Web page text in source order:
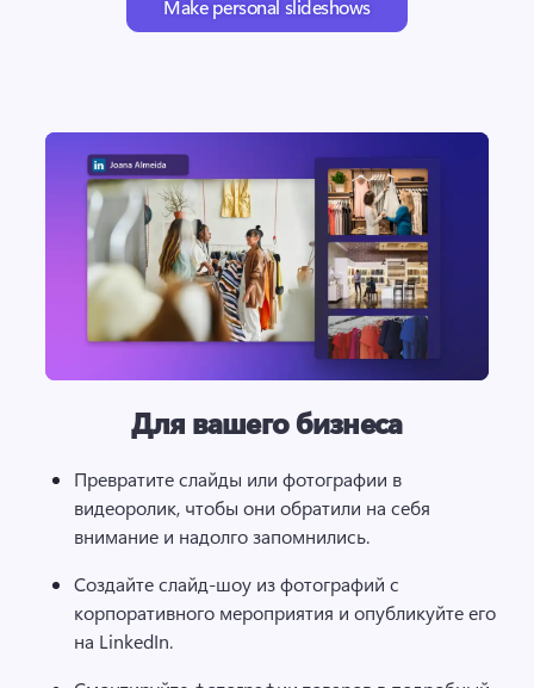
Make personal slideshows
Для вашего бизнеса
Превратите слайды или фотографии в
видеоролик, чтобы они обратили на себя
внимание и надолго запомнились.
Создайте слайд-шоу из фотографий с
корпоративного мероприятия и опубликуйте его
на LinkedIn.